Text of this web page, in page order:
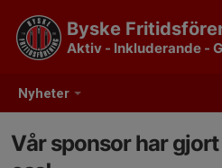
Nyheter
Byske
Aktiv - Inkluderande -
Vår sponsor har